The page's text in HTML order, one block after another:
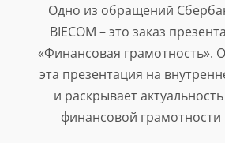
Одно из обращений
BIECOM – это заказ
«Финансовая грамотность».
эта презентация на
и раскрывает
финансовой грамотности